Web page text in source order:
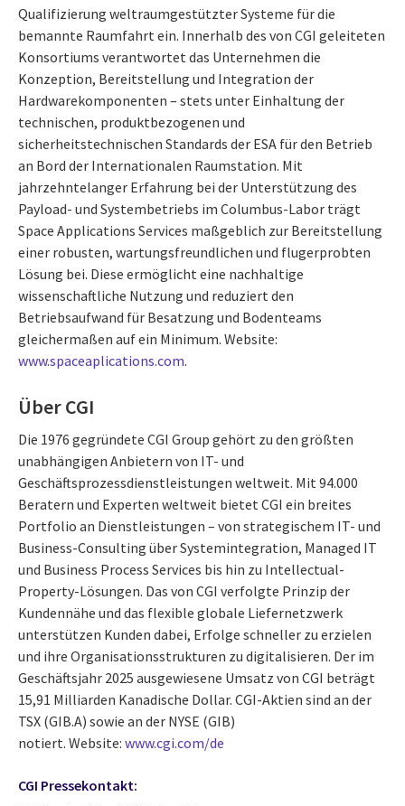
Qualifizierung weltraumgestützter Systeme für die
bemannte Raumfahrt ein. Innerhalb des von CGI geleiteten
Konsortiums verantwortet das Unternehmen die
Konzeption, Bereitstellung und Integration der
Hardwarekomponenten – stets unter Einhaltung der
technischen, produktbezogenen und
sicherheitstechnischen Standards der ESA für den Betrieb
an Bord der Internationalen Raumstation. Mit
jahrzehntelanger Erfahrung bei der Unterstützung des
Payload- und Systembetriebs im Columbus-Labor trägt
Space Applications Services maßgeblich zur Bereitstellung
einer robusten, wartungsfreundlichen und flugerprobten
Lösung bei. Diese ermöglicht eine nachhaltige
wissenschaftliche Nutzung und reduziert den
Betriebsaufwand für Besatzung und Bodenteams
gleichermaßen auf ein Minimum. Website:
www.spaceaplications.com.
Über CGI
Die 1976 gegründete CGI Group gehört zu den größten
unabhängigen Anbietern von IT- und
Geschäftsprozessdienstleistungen weltweit. Mit 94.000
Beratern und Experten weltweit bietet CGI ein breites
Portfolio an Dienstleistungen – von strategischem IT- und
Business-Consulting über Systemintegration, Managed IT
und Business Process Services bis hin zu Intellectual-
Property-Lösungen. Das von CGI verfolgte Prinzip der
Kundennähe und das flexible globale Liefernetzwerk
unterstützen Kunden dabei, Erfolge schneller zu erzielen
und ihre Organisationsstrukturen zu digitalisieren. Der im
Geschäftsjahr 2025 ausgewiesene Umsatz von CGI beträgt
15,91 Milliarden Kanadische Dollar. CGI-Aktien sind an der
TSX (GIB.A) sowie an der NYSE (GIB)
notiert. Website: www.cgi.com/de
CGI Pressekontakt: